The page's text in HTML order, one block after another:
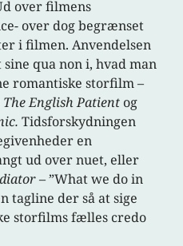
over filmens
over dog begrænset
i filmen. Anvendelsen
qua non i, hvad man
romantiske storfilm –
The English Patient og
Tidsforskydningen
en
ud over nuet, eller
– ”What we do in
tagline der så at sige
storfilms fælles credo